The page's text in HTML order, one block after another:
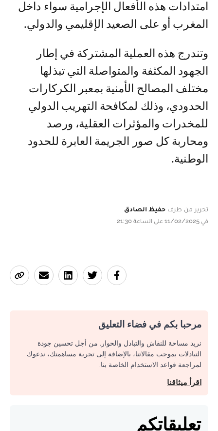
امتدادات هذه الأفعال الإجرامية سواء داخل
المغرب أو على الصعيد الإقليمي والدولي.
وتندرج هذه العملية المشتركة في إطار
الجهود المكثفة والمتواصلة التي تبذلها
مختلف المصالح الأمنية بمعبر الكركارات
الحدودي، وذلك لمكافحة التهريب الدولي
للمخدرات والمؤثرات العقلية، ورصد
ومحاربة كل صور الجريمة العابرة للحدود
الوطنية.
تحرير من طرف حفيظ الصادق
في 11/02/2025 على الساعة 21:30
مرحبا بكم في فضاء التعليق
نريد مساحة للنقاش والتبادل والحوار. من أجل تحسين جودة
التبادلات بموجب مقالاتنا، بالإضافة إلى تجربة مساهمتك، ندعوك
لمراجعة قواعد الاستخدام الخاصة بنا.
اقرأ ميثاقنا
تعليقاتكم